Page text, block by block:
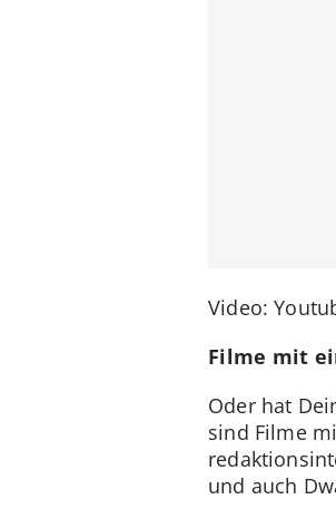
Video:
Filme mit
Oder hat
sind Filme
und auch